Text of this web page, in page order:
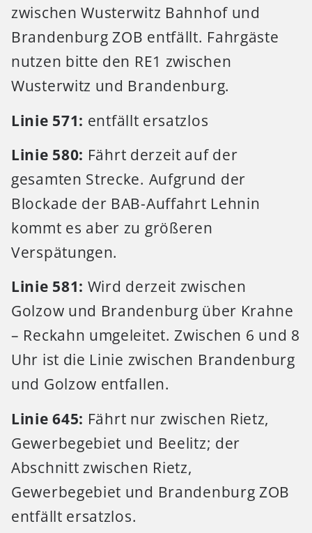
zwischen Wusterwitz Bahnhof und
Brandenburg ZOB entfällt. Fahrgäste
nutzen bitte den RE1 zwischen
Wusterwitz und Brandenburg.
Linie 571: entfällt ersatzlos
Linie 580: Fährt derzeit auf der
gesamten Strecke. Aufgrund der
Blockade der BAB-Auffahrt Lehnin
kommt es aber zu größeren
Verspätungen.
Linie 581: Wird derzeit zwischen
Golzow und Brandenburg über Krahne
– Reckahn umgeleitet. Zwischen 6 und 8
Uhr ist die Linie zwischen Brandenburg
und Golzow entfallen.
Linie 645: Fährt nur zwischen Rietz,
Gewerbegebiet und Beelitz; der
Abschnitt zwischen Rietz,
Gewerbegebiet und Brandenburg ZOB
entfällt ersatzlos.